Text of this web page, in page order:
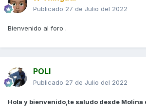
Publicado 27 de Julio del 2022
Bienvenido al foro .
POLI
Publicado 27 de Julio del 2022
Hola y bienvenido,te saludo desde Molina